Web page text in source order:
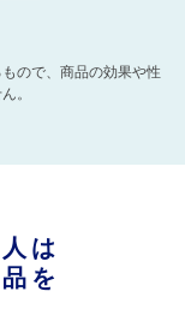
ので、商品の効果や性
。
は
を